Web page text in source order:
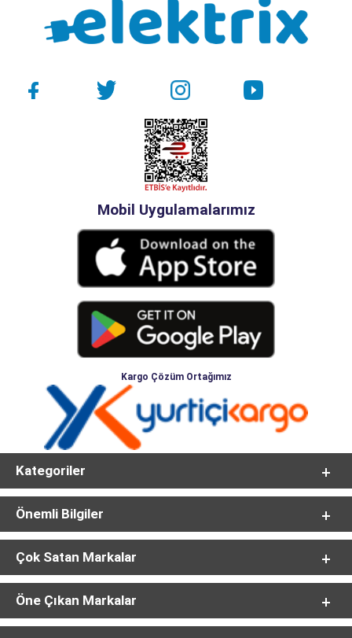
Mobil Uygulamalarımız
Kargo Çözüm Ortağımız
Kategoriler
Önemli Bilgiler
Çok Satan Markalar
Öne Çıkan Markalar